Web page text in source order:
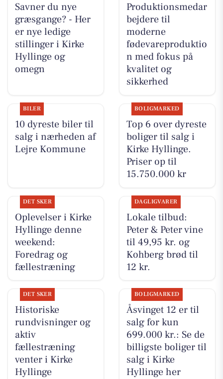
Savner du nye
græsgange? - Her
er nye ledige
stillinger i Kirke
Hyllinge og
omegn
Produktionsmedar
bejdere til
moderne
fødevareproduktio
n med fokus på
kvalitet og
sikkerhed
BILER
10 dyreste biler til
salg i nærheden af
Lejre Kommune
BOLIGMARKED
Top 6 over dyreste
boliger til salg i
Kirke Hyllinge.
Priser op til
15.750.000 kr
DET SKER
Oplevelser i Kirke
Hyllinge denne
weekend:
Foredrag og
fællestræning
DAGLIGVARER
Lokale tilbud:
Peter & Peter vine
til 49,95 kr. og
Kohberg brød til
12 kr.
DET SKER
Historiske
rundvisninger og
aktiv
fællestræning
venter i Kirke
Hyllinge
BOLIGMARKED
Åsvinget 12 er til
salg for kun
699.000 kr.: Se de
billigste boliger til
salg i Kirke
Hyllinge her